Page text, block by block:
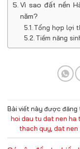
Vì sao đất nền
năm?
Tổng hợp lợi
Tiềm năng
Bài viết này được đăng
hoi dau tu dat nen ha
thach quy dat nen